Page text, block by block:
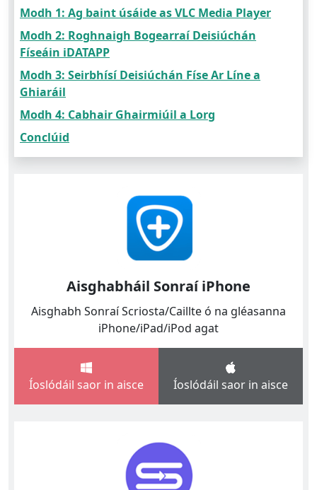
Modh 1: Ag baint úsáide as VLC Media Player
Modh 2: Roghnaigh Bogearraí Deisiúchán
Físeáin iDATAPP
Modh 3: Seirbhísí Deisiúchán Físe Ar Líne a
Ghiaráil
Modh 4: Cabhair Ghairmiúil a Lorg
Conclúid
Aisghabháil Sonraí iPhone
Aisghabh Sonraí Scriosta/Caillte ó na gléasanna
iPhone/iPad/iPod agat
Íoslódáil saor in aisce Íoslódáil saor in aisce